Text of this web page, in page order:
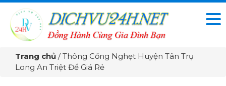
Trang chủ /Thông Cống Nghẹt Huyện Tân Trụ
Long An Triệt Để Giá Rẻ